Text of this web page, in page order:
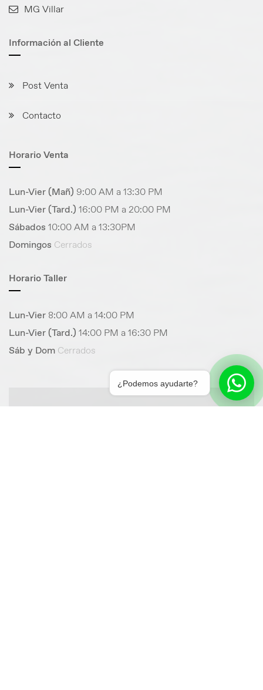
MG Villar
Información al Cliente
Post Venta
Contacto
Horario Venta
Lun-Vier (Mañ) 9:00 AM a 13:30 PM
Lun-Vier (Tard.) 16:00 PM a 20:00 PM
Sábados 10:00 AM a 13:30PM
Domingos Cerrados
Horario Taller
Lun-Vier 8:00 AM a 14:00 PM
Lun-Vier (Tard.) 14:00 PM a 16:30 PM
Sáb y Dom Cerrados
¿Podemos ayudarte?